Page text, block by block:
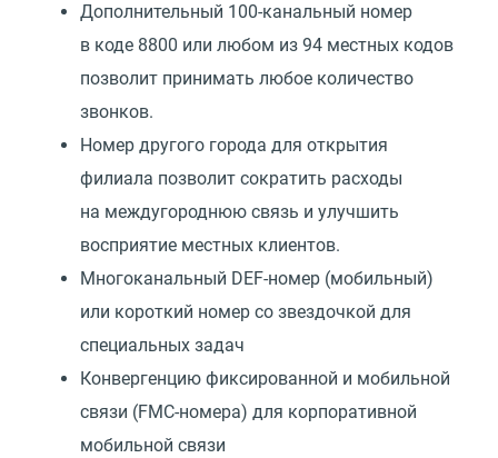
Дополнительный 100-канальный номер
в коде 8800 или любом из 94 местных кодов
позволит принимать любое количество
звонков.
Номер другого города для открытия
филиала позволит сократить расходы
на междугороднюю связь и улучшить
восприятие местных клиентов.
Многоканальный DEF-номер (мобильный)
или короткий номер со звездочкой для
специальных задач
Конвергенцию фиксированной и мобильной
связи (FMC-номера) для корпоративной
мобильной связи